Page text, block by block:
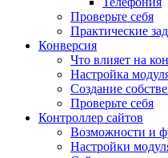
Проверьте себя
Практические
Конверсия
Что влияет на
Настройка
Создание
Проверьте себя
Контроллер сайтов
Возможности и
Настройки